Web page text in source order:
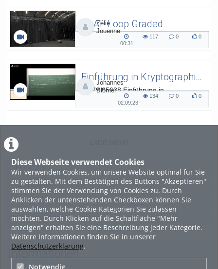
Diese Webseite verwendet Cookies
Wir verwenden Cookies, um unsere Website optimal für Sie
zu gestalten. Mit dem Bestätigen des Buttons "Akzeptieren"
stimmen Sie der Verwendung von Cookies zu. Durch
Anklicken der untenstehenden Checkboxen können Sie
auswählen, welche Cookie-Kategorien Sie zulassen
möchten. Durch Klicken auf die Schaltfläche "Mehr
anzeigen" erhalten Sie eine Beschreibung jeder Kategorie.
Weitere Informationen finden Sie in unserer
Datenschutzerklärung.
Notwendig
SAAL Loop Graded
SAAL Musikinformatik
Zélie
Jouenne
00:31
00:31
117
views
0
Kommentare
0
likes
Einführung in Kryptographie (in English) 15
L.079.05638 Einführung in
Kryptographie (in English) - SoSe 26
Johannes
Blömer
02:09:23
02:09:23
134
views
0
Kommentare
0
likes
Beliebtheit
Bewertung
Kommentare
Informationen